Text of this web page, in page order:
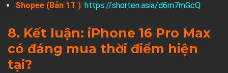
Shopee (Bản 1T ): https://shorten.asia/d6m7mGcQ
8. Kết luận: iPhone 16 Pro Max
có đáng mua thời điểm hiện
tại?